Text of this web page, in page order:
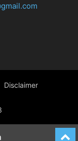
Disclaimer